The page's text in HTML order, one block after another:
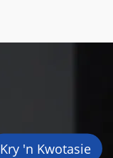
Kry 'n Kwotasie